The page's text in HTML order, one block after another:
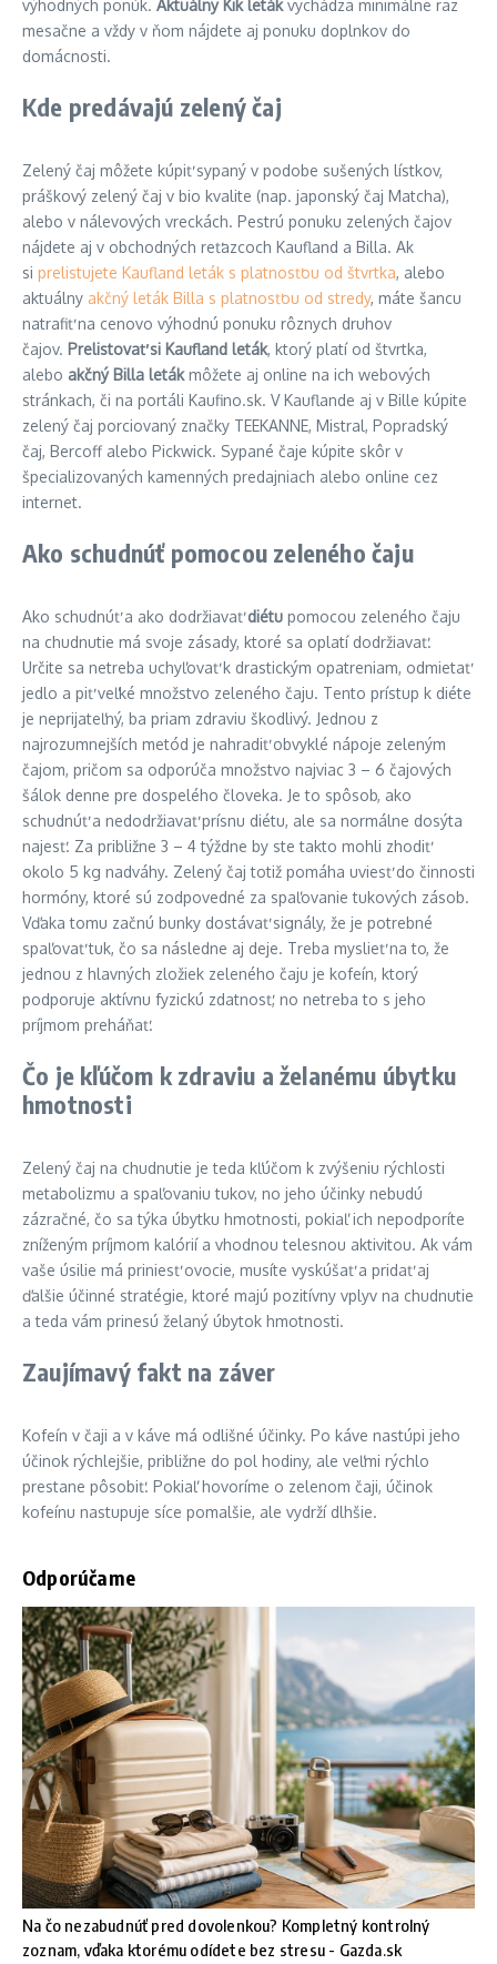
výhodných ponúk. Aktuálny Kik letákvychádza minimálne raz
mesačne a vždy v ňom nájdete aj ponuku doplnkov do
domácnosti.
Kde predávajú zelený čaj
Zelený čaj môžete kúpiť sypaný v podobe sušených lístkov,
práškový zelený čaj v bio kvalite (nap. japonský čaj Matcha),
alebo v nálevových vreckách. Pestrú ponuku zelených čajov
nájdete aj v obchodných reťazcoch Kaufland a Billa. Ak
si prelistujete Kaufland leták s platnosťou od štvrtka, alebo
aktuálny akčný leták Billa s platnosťou od stredy, máte šancu
natrafiť na cenovo výhodnú ponuku rôznych druhov
čajov. Prelistovať si Kaufland leták, ktorý platí od štvrtka,
alebo akčný Billa letákmôžete aj online na ich webových
stránkach, či na portáli Kaufino.sk. V Kauflande aj v Bille kúpite
zelený čaj porciovaný značky TEEKANNE, Mistral, Popradský
čaj, Bercoff alebo Pickwick. Sypané čaje kúpite skôr v
špecializovaných kamenných predajniach alebo online cez
internet.
Ako schudnúť pomocou zeleného čaju
Ako schudnúť a ako dodržiavaťdiétu pomocou zeleného čaju
na chudnutie má svoje zásady, ktoré sa oplatí dodržiavať.
Určite sa netreba uchyľovať k drastickým opatreniam, odmietať
jedlo a piť veľké množstvo zeleného čaju. Tento prístup k diéte
je neprijateľný, ba priam zdraviu škodlivý. Jednou z
najrozumnejších metód je nahradiť obvyklé nápoje zeleným
čajom, pričom sa odporúča množstvo najviac 3 – 6 čajových
šálok denne pre dospelého človeka. Je to spôsob, ako
schudnúť a nedodržiavať prísnu diétu, ale sa normálne dosýta
najesť. Za približne 3 – 4 týždne by ste takto mohli zhodiť
okolo 5 kg nadváhy. Zelený čaj totiž pomáha uviesť do činnosti
hormóny, ktoré sú zodpovedné za spaľovanie tukových zásob.
Vďaka tomu začnú bunky dostávať signály, že je potrebné
spaľovať tuk, čo sa následne aj deje. Treba myslieť na to, že
jednou z hlavných zložiek zeleného čaju je kofeín, ktorý
podporuje aktívnu fyzickú zdatnosť, no netreba to s jeho
príjmom preháňať.
Čo je kľúčom k zdraviu a želanému úbytku
hmotnosti
Zelený čaj na chudnutie je teda kľúčom k zvýšeniu rýchlosti
metabolizmu a spaľovaniu tukov, no jeho účinky nebudú
zázračné, čo sa týka úbytku hmotnosti, pokiaľ ich nepodporíte
zníženým príjmom kalórií a vhodnou telesnou aktivitou. Ak vám
vaše úsilie má priniesť ovocie, musíte vyskúšať a pridať aj
ďalšie účinné stratégie, ktoré majú pozitívny vplyv na chudnutie
a teda vám prinesú želaný úbytok hmotnosti.
Zaujímavý fakt na záver
Kofeín v čaji a v káve má odlišné účinky. Po káve nastúpi jeho
účinok rýchlejšie, približne do pol hodiny, ale veľmi rýchlo
prestane pôsobiť. Pokiaľ hovoríme o zelenom čaji, účinok
kofeínu nastupuje síce pomalšie, ale vydrží dlhšie.
Odporúčame
Na čo nezabudnúť pred dovolenkou? Kompletný kontrolný
zoznam, vďaka ktorému odídete bez stresu - Gazda.sk